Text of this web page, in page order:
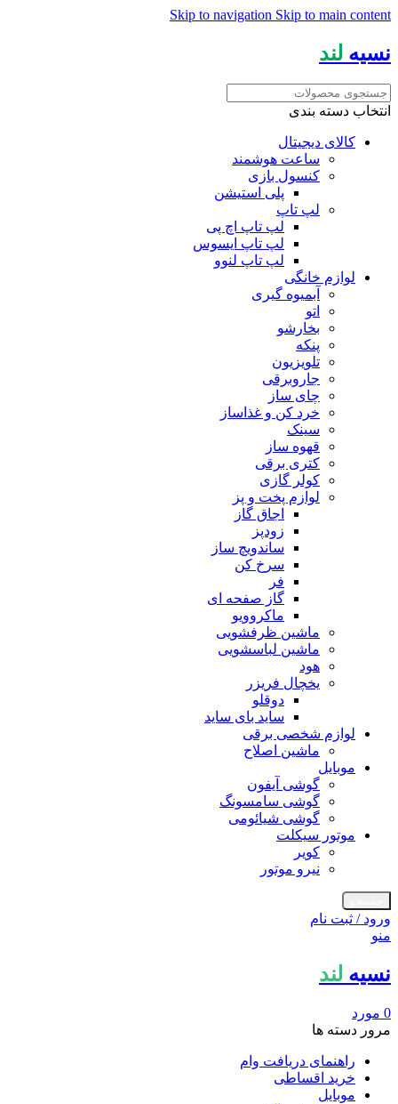
Skip to navigation Skip to main content
نسیه لند
انتخاب دسته بندی
کالای دیجیتال
ساعت هوشمند
کنسول بازی
پلی استیشن
لپ تاپ
لپ تاپ اچ پی
لپ تاپ ایسوس
لپ تاپ لنوو
لوازم خانگی
آبمیوه گیری
اتو
بخارشو
پنکه
تلویزیون
جاروبرقی
چای ساز
خرد کن و غذاساز
سینک
قهوه ساز
کتری برقی
کولر گازی
لوازم پخت و پز
اجاق گاز
زودپز
ساندویچ ساز
سرخ کن
فر
گاز صفحه ای
ماکروویو
ماشین ظرفشویی
ماشین لباسشویی
هود
یخچال فریزر
دوقلو
ساید بای ساید
لوازم شخصی برقی
ماشین اصلاح
موبایل
گوشی آیفون
گوشی سامسونگ
گوشی شیائومی
موتور سیکلت
کویر
نیرو موتور
ورود / ثبت نام
منو
نسیه لند
0 مورد
مرور دسته ها
راهنمای دریافت وام
خرید اقساطی
موبایل